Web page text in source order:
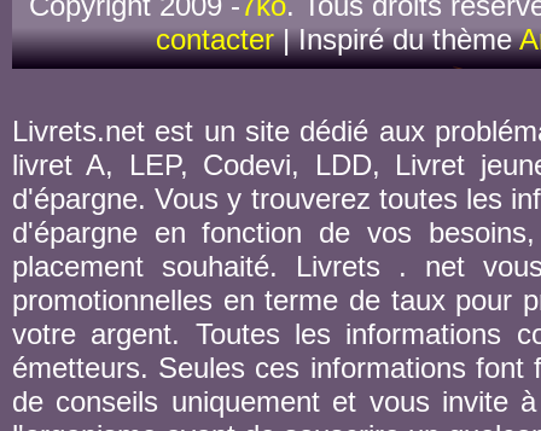
contacter| Inspiré du thème
Livrets.net est un site dédié aux
livret A, LEP, Codevi, LDD, Livret
d'épargne. Vous y trouverez toutes les
d'épargne en fonction de vos
placement souhaité. Livrets . net
promotionnelles en terme de taux pour
votre argent. Toutes les informations
émetteurs. Seules ces informations
de conseils uniquement et vous invite